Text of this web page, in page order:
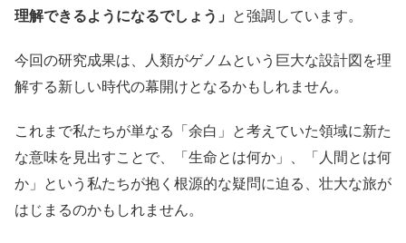
理解できるようになるでしょう」 と強調しています。
今回の研究成果は、人類がゲノムという巨大な設計図を理
解する新しい時代の幕開けとなるかもしれません。
これまで私たちが単なる「余白」と考えていた領域に新た
な意味を見出すことで、「生命とは何か」、「人間とは何
か」という私たちが抱く根源的な疑問に迫る、壮大な旅が
はじまるのかもしれません。